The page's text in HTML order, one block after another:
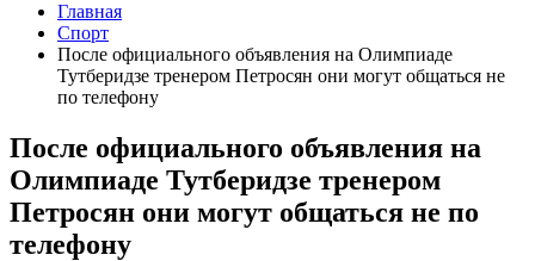
Главная
Спорт
После официального объявления на Олимпиаде
Тутберидзе тренером Петросян они могут общаться не
по телефону
После официального объявления на
Олимпиаде Тутберидзе тренером
Петросян они могут общаться не по
телефону